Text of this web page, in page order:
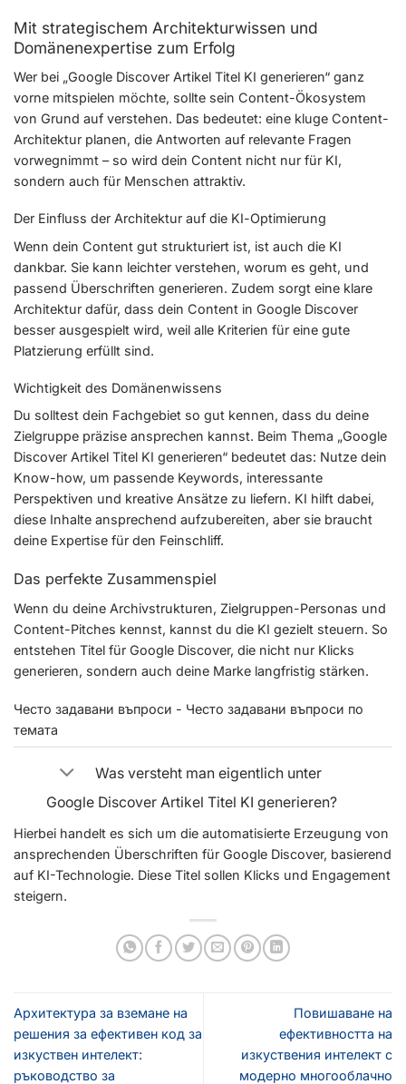
Mit strategischem Architekturwissen und
Domänenexpertise zum Erfolg
Wer bei „Google Discover Artikel Titel KI generieren“ ganz
vorne mitspielen möchte, sollte sein Content-Ökosystem
von Grund auf verstehen. Das bedeutet: eine kluge Content-
Architektur planen, die Antworten auf relevante Fragen
vorwegnimmt – so wird dein Content nicht nur für KI,
sondern auch für Menschen attraktiv.
Der Einfluss der Architektur auf die KI-Optimierung
Wenn dein Content gut strukturiert ist, ist auch die KI
dankbar. Sie kann leichter verstehen, worum es geht, und
passend Überschriften generieren. Zudem sorgt eine klare
Architektur dafür, dass dein Content in Google Discover
besser ausgespielt wird, weil alle Kriterien für eine gute
Platzierung erfüllt sind.
Wichtigkeit des Domänenwissens
Du solltest dein Fachgebiet so gut kennen, dass du deine
Zielgruppe präzise ansprechen kannst. Beim Thema „Google
Discover Artikel Titel KI generieren“ bedeutet das: Nutze dein
Know-how, um passende Keywords, interessante
Perspektiven und kreative Ansätze zu liefern. KI hilft dabei,
diese Inhalte ansprechend aufzubereiten, aber sie braucht
deine Expertise für den Feinschliff.
Das perfekte Zusammenspiel
Wenn du deine Archivstrukturen, Zielgruppen-Personas und
Content-Pitches kennst, kannst du die KI gezielt steuern. So
entstehen Titel für Google Discover, die nicht nur Klicks
generieren, sondern auch deine Marke langfristig stärken.
Често задавани въпроси - Често задавани въпроси по
темата
Was versteht man eigentlich unter
Google Discover Artikel Titel KI generieren?
Hierbei handelt es sich um die automatisierte Erzeugung von
ansprechenden Überschriften für Google Discover, basierend
auf KI-Technologie. Diese Titel sollen Klicks und Engagement
steigern.
Архитектура за вземане на
решения за ефективен код за
изкуствен интелект:
ръководство за
Повишаване на
ефективността на
изкуствения интелект с
модерно многооблачно